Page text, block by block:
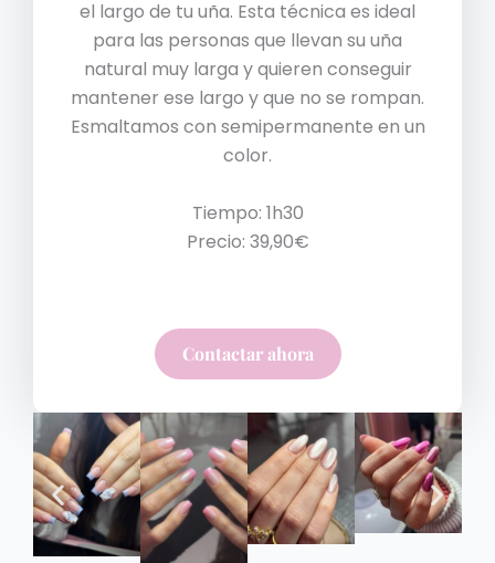
el largo de tu uña. Esta técnica es ideal
para las personas que llevan su uña
natural muy larga y quieren conseguir
mantener ese largo y que no se rompan.
Esmaltamos con semipermanente en un
color.
Tiempo: 1h30
Precio: 39,90€
Contactar ahora